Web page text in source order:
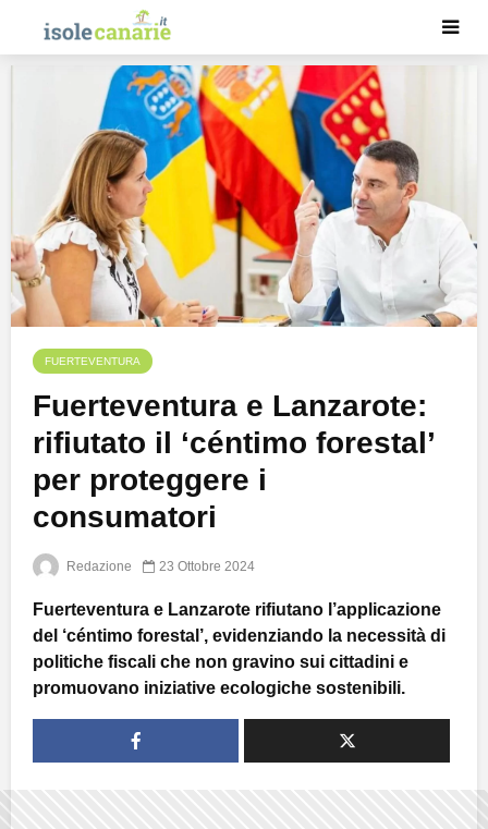
FUERTEVENTURA
Fuerteventura e Lanzarote:
rifiutato il ‘céntimo forestal’
per proteggere i
consumatori
Redazione 23 Ottobre 2024
Fuerteventura e Lanzarote rifiutano l’applicazione
del ‘céntimo forestal’, evidenziando la necessità di
politiche fiscali che non gravino sui cittadini e
promuovano iniziative ecologiche sostenibili.